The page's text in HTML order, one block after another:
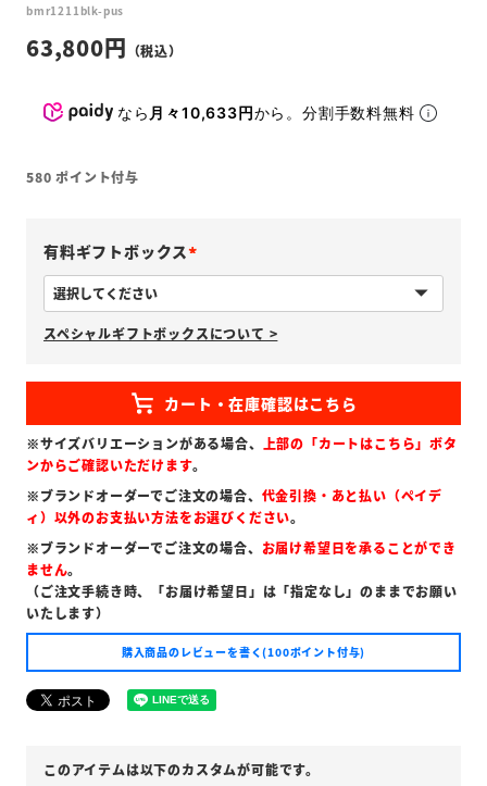
bmr1211blk-pus
63,800
なら 月々10,633円から。分割手数料無料
580 ポイント付与
有料ギフトボックス
必
須
)
スペシャルギフトボックスについて >
※サイズバリエーションがある場合、 上部の「カートはこちら」ボタ
ンからご確認いただけます。
※ブランドオーダーでご注文の場合、 代金引換・あと払い（ペイデ
ィ）以外のお支払い方法をお選びください。
※ブランドオーダーでご注文の場合、 お届け希望日を承ることができ
ません。
（ご注文手続き時、「お届け希望日」は「指定なし」のままでお願い
いたします）
購入商品のレビューを書く(100ポイント付与)